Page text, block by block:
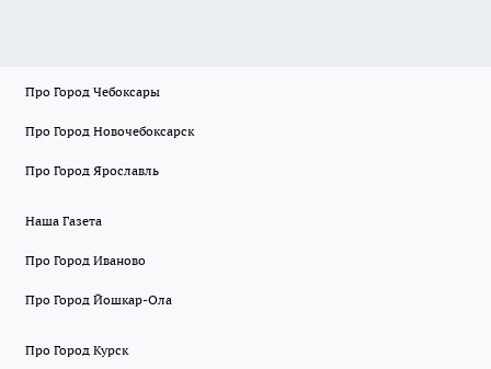
Про Город Чебоксары
Про Город Новочебоксарск
Про Город Ярославль
Наша Газета
Про Город Иваново
Про Город Йошкар-Ола
Про Город Курск